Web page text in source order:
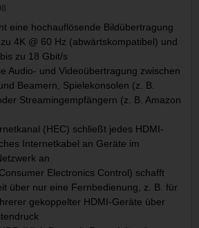
eine hochauflösende Bildübertragung
4K @ 60 Hz (abwärtskompatibel) und
zu 18 Gbit/s
Audio- und Videoübertragung zwischen
Beamern, Spielekonsolen (z. B.
Streamingempfängern (z. B. Amazon
(HEC) schließt jedes HDMI-
Internetkabel an Geräte im
an
Electronics Control) schafft
über nur eine Fernbedienung, z. B. für
gekoppelter HDMI-Geräte über